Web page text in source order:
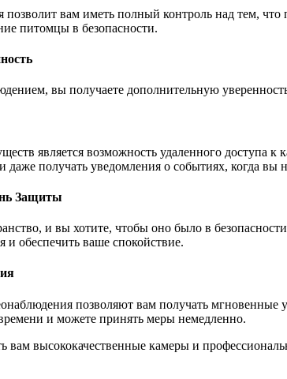
позволит вам иметь полный контроль над тем,
питомцы в безопасности.
вы получаете дополнительную
является возможность удаленного доступа
даже получать уведомления о событиях, когда вы
Защиты
и вы хотите, чтобы оно было в
и обеспечить ваше спокойствие.
позволяют вам получать мгновенные
и можете принять меры немедленно.
вам высококачественные камеры и